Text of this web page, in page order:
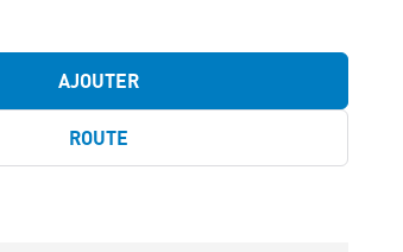
AJOUTER
ROUTE